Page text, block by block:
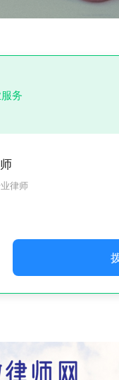
务
律师